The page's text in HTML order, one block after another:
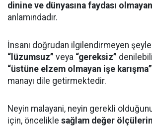
dinine ve dünyasına faydası
anlamındadır.
İnsanı doğrudan ilgilendirmeyen
“lüzumsuz” veya “gereksiz”
“üstüne elzem olmayan işe karışma”
manayı dile getirmektedir.
Neyin malayani, neyin gerekli
için, öncelikle sağlam değer